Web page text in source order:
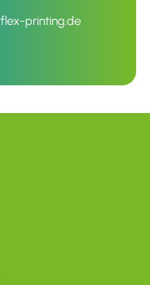
printing.de